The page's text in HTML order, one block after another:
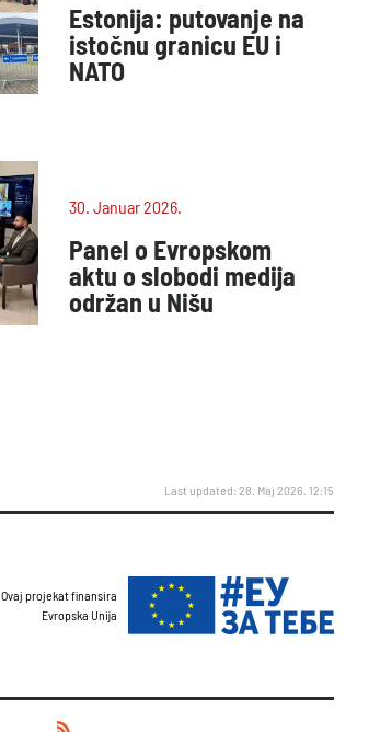
Estonija: putovanje na
istočnu granicu EU i
NATO
30. Januar 2026.
Panel o Evropskom
aktu o slobodi medija
održan u Nišu
Last updated: 28. Maj 2026. 12:15
Ovaj projekat finansira
Evropska Unija